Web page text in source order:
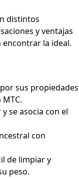
distintos
y ventajas
la ideal.
sus propiedades
se asocia con el
con
de limpiar y
peso.